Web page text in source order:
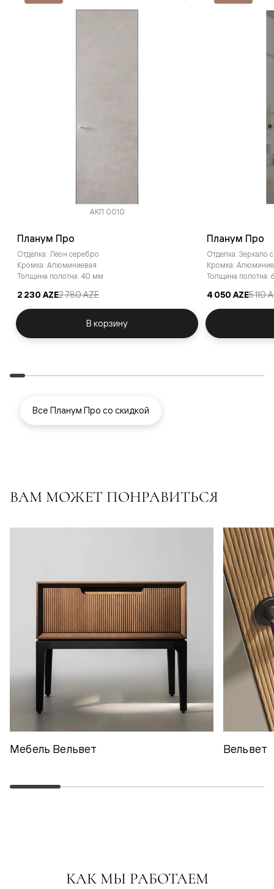
АКП 0010
Планум Про
Отделка: Леон серебро
Кромка: Алюминиевая
Толщина полотна: 40 мм
2 230 AZE2 780 AZE
В корзину
Планум Про
Отделка: Зеркало
Кромка:
Толщина полотна:
4 050 AZE5 110
Все Планум Про со скидкой
ВАМ МОЖЕТ ПОНРАВИТЬСЯ
Мебель Вельвет Вельвет
КАК МЫ РАБОТАЕМ